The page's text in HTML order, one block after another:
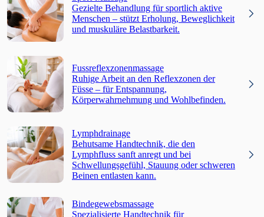
Gezielte Behandlung für sportlich aktive
Menschen – stützt Erholung, Beweglichkeit
und muskuläre Belastbarkeit.
Fussreflexzonenmassage
Ruhige Arbeit an den Reflexzonen der
Füsse – für Entspannung,
Körperwahrnehmung und Wohlbefinden.
Lymphdrainage
Behutsame Handtechnik, die den
Lymphfluss sanft anregt und bei
Schwellungsgefühl, Stauung oder schweren
Beinen entlasten kann.
Bindegewebsmassage
Spezialisierte Handtechnik für